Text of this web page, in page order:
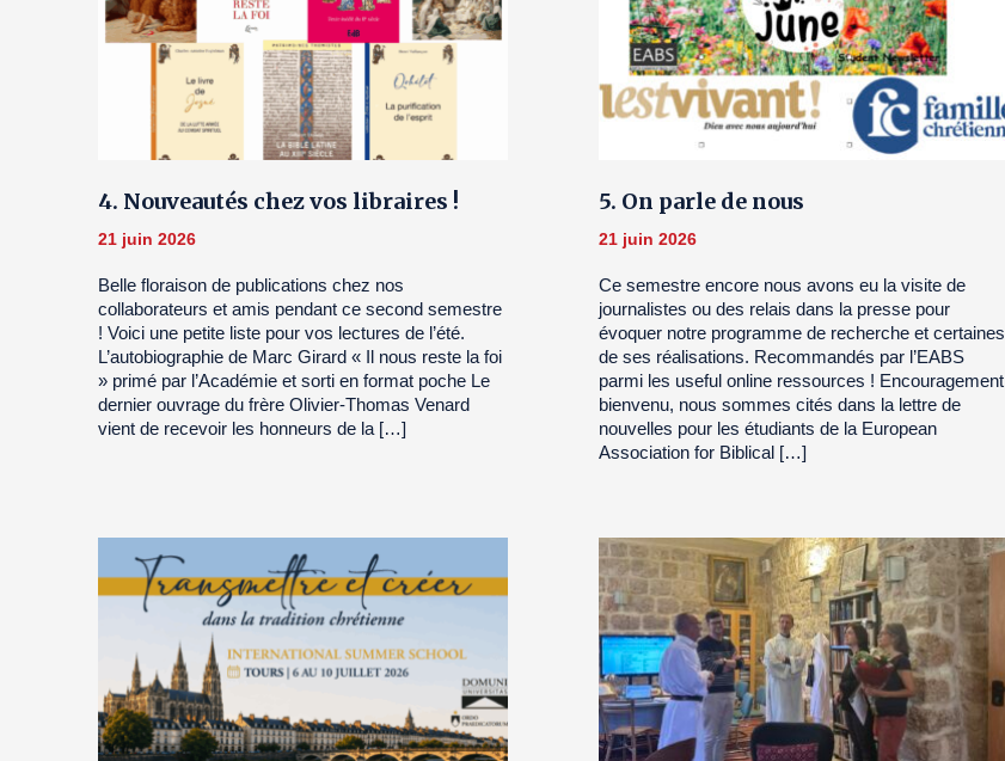
4. Nouveautés chez vos libraires !
21 juin 2026
Belle floraison de publications chez nos
collaborateurs et amis pendant ce second semestre
! Voici une petite liste pour vos lectures de l’été.
L’autobiographie de Marc Girard « Il nous reste la foi
» primé par l’Académie et sorti en format poche Le
dernier ouvrage du frère Olivier-Thomas Venard
vient de recevoir les honneurs de la […]
5. On parle de nous
21 juin 2026
Ce semestre encore nous avons eu la visite de
journalistes ou des relais dans la presse pour
évoquer notre programme de recherche et certaines
de ses réalisations. Recommandés par l’EABS
parmi les useful online ressources ! Encouragement
bienvenu, nous sommes cités dans la lettre de
nouvelles pour les étudiants de la European
Association for Biblical […]